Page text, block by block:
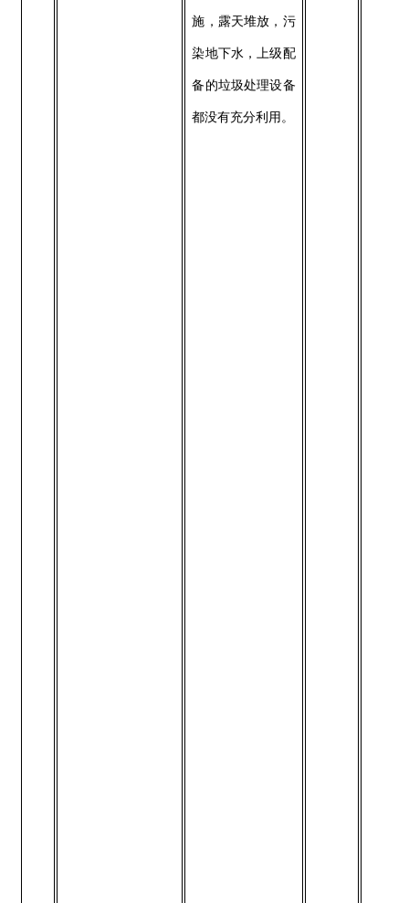
施，露天堆放，污
染地下水，上级配
备的垃圾处理设备
都没有充分利用。